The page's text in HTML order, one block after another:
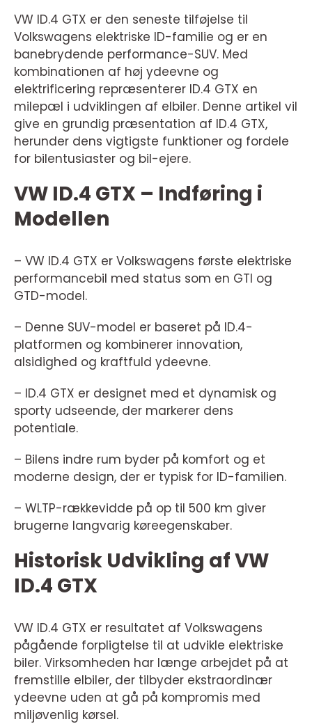
VW ID.4 GTX er den seneste tilføjelse til
Volkswagens elektriske ID-familie og er en
banebrydende performance-SUV. Med
kombinationen af høj ydeevne og
elektrificering repræsenterer ID.4 GTX en
milepæl i udviklingen af elbiler. Denne artikel vil
give en grundig præsentation af ID.4 GTX,
herunder dens vigtigste funktioner og fordele
for bilentusiaster og bil-ejere.
VW ID.4 GTX – Indføring i
Modellen
– VW ID.4 GTX er Volkswagens første elektriske
performancebil med status som en GTI og
GTD-model.
– Denne SUV-model er baseret på ID.4-
platformen og kombinerer innovation,
alsidighed og kraftfuld ydeevne.
– ID.4 GTX er designet med et dynamisk og
sporty udseende, der markerer dens
potentiale.
– Bilens indre rum byder på komfort og et
moderne design, der er typisk for ID-familien.
– WLTP-rækkevidde på op til 500 km giver
brugerne langvarig køreegenskaber.
Historisk Udvikling af VW
ID.4 GTX
VW ID.4 GTX er resultatet af Volkswagens
pågående forpligtelse til at udvikle elektriske
biler. Virksomheden har længe arbejdet på at
fremstille elbiler, der tilbyder ekstraordinær
ydeevne uden at gå på kompromis med
miljøvenlig kørsel.